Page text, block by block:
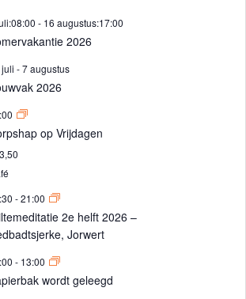
- 16 augustus:17:00
2026
-7 augustus
2026
op Vrijdagen
-21:00
2e helft 2026 –
Jorwert
- 13:00
wordt geleegd